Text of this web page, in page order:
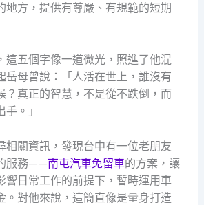
地方，提供有尊嚴、有規範的短期
這五個字像一道微光，照進了他混
岳母曾說：「人活在世上，誰沒有
？真正的智慧，不是從不跌倒，而
。」
相關資訊，發現台中有一位老朋友
服務——南屯汽車免留車的方案，讓
響日常工作的前提下，暫時運用車
。對他來說，這簡直像是量身打造